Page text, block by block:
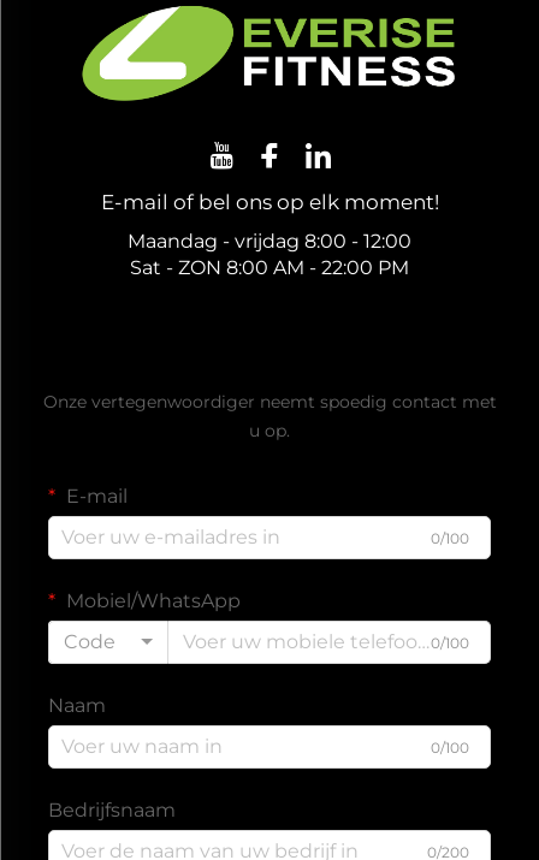
E-mail of bel ons op elk moment!
Maandag - vrijdag 8:00 - 12:00
Sat - ZON 8:00 AM - 22:00 PM
Onze vertegenwoordiger neemt spoedig contact met
u op.
E-mail
0/100
Mobiel/WhatsApp
Code
0/100
Naam
0/100
Bedrijfsnaam
0/200